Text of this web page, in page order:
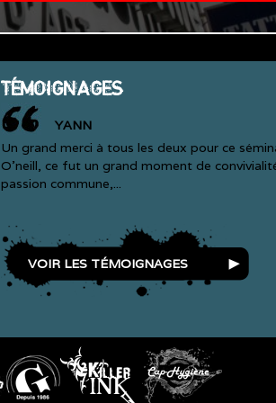
TÉMOIGNAGES
YANN
Un grand merci à tous les deux pour ce
O'neill, ce fut un grand moment de
passion commune,...
VOIR LES TÉMOIGNAGES